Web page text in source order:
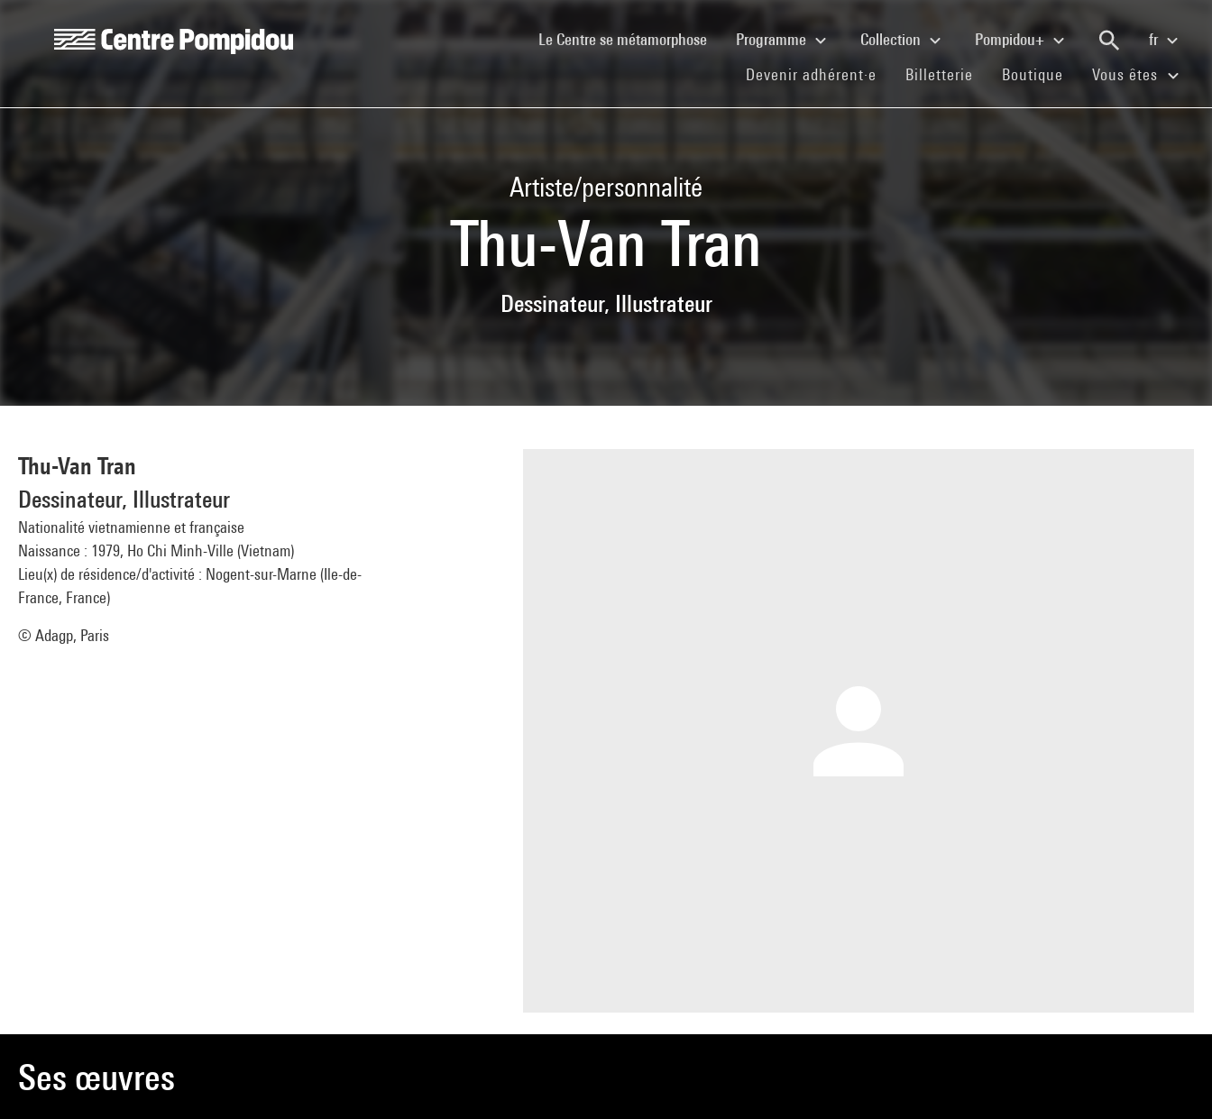
Le Centre se métamorphose(current)Programme Collection Pompidou+
fr
Devenir adhérent·e (current)
Billetterie (current)
Boutique (current)
Vous êtes
Artiste/personnalité
Thu-Van Tran
Dessinateur, Illustrateur
Thu-Van Tran
Dessinateur, Illustrateur
Nationalité vietnamienne et française
Naissance : 1979, Ho Chi Minh-Ville (Vietnam)
Lieu(x) de résidence/d'activité : Nogent-sur-Marne (Ile-de-
France, France)
© Adagp, Paris
Ses œuvres